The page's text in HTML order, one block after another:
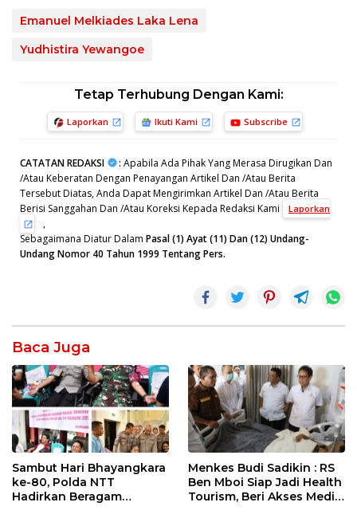
Emanuel Melkiades Laka Lena
Yudhistira Yewangoe
Tetap Terhubung Dengan Kami:
Laporkan Ikuti Kami Subscribe
CATATAN REDAKSI : Apabila Ada Pihak Yang Merasa Dirugikan Dan
/Atau Keberatan Dengan Penayangan Artikel Dan /Atau Berita
Tersebut Diatas, Anda Dapat Mengirimkan Artikel Dan /Atau Berita
Berisi Sanggahan Dan /Atau Koreksi Kepada Redaksi Kami
Laporkan
,
Sebagaimana Diatur Dalam Pasal (1) Ayat (11) Dan (12) Undang-
Undang Nomor 40 Tahun 1999 Tentang Pers.
Baca Juga
Sambut Hari Bhayangkara
ke-80, Polda NTT
Hadirkan Beragam
Menkes Budi Sadikin : RS
Ben Mboi Siap Jadi Health
Tourism, Beri Akses Medis